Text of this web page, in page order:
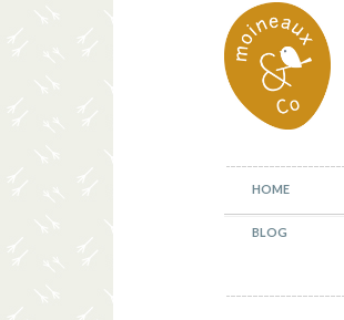
HOME
BLOG